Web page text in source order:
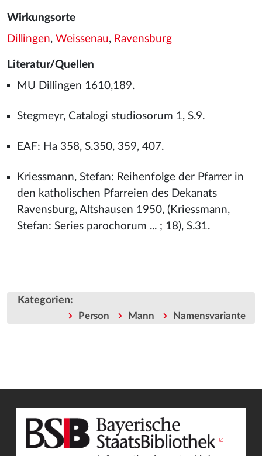
Wirkungsorte
Dillingen, Weissenau, Ravensburg
Literatur/Quellen
MU Dillingen 1610,189.
Stegmeyr, Catalogi studiosorum 1, S.9.
EAF: Ha 358, S.350, 359, 407.
Kriessmann, Stefan: Reihenfolge der Pfarrer in
den katholischen Pfarreien des Dekanats
Ravensburg, Altshausen 1950, (Kriessmann,
Stefan: Series parochorum ... ; 18), S.31.
Kategorien:
Person Mann Namensvariante